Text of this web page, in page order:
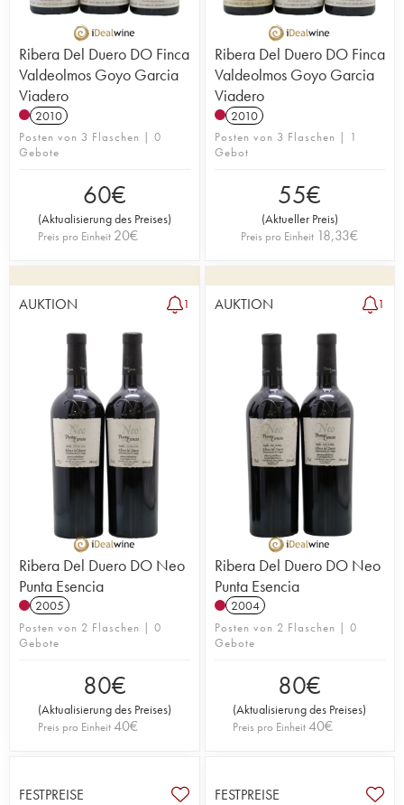
Ribera Del Duero DO Finca
Valdeolmos Goyo Garcia
Viadero
2010
Posten von 3 Flaschen | 0
Gebote
60€
(Aktualisierung des Preises)
Preis pro Einheit 20€
Ribera Del Duero DO Finca
Valdeolmos Goyo Garcia
Viadero
2010
Posten von 3 Flaschen | 1
Gebot
55€
(Aktueller Preis)
Preis pro Einheit 18,33€
AUKTION 1
Ribera Del Duero DO Neo
Punta Esencia
2005
Posten von 2 Flaschen | 0
Gebote
80€
(Aktualisierung des Preises)
Preis pro Einheit40€
AUKTION 1
Ribera Del Duero DO Neo
Punta Esencia
2004
Posten von 2 Flaschen | 0
Gebote
80€
(Aktualisierung des Preises)
Preis pro Einheit40€
FESTPREISE FESTPREISE